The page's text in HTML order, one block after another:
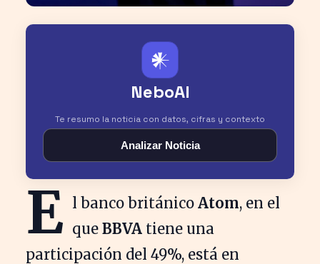
𒀭
NeboAI
Te resumo la noticia con datos, cifras y contexto
Analizar Noticia
E l banco británico Atom, en el
que BBVA tiene una
participación del 49%, está en